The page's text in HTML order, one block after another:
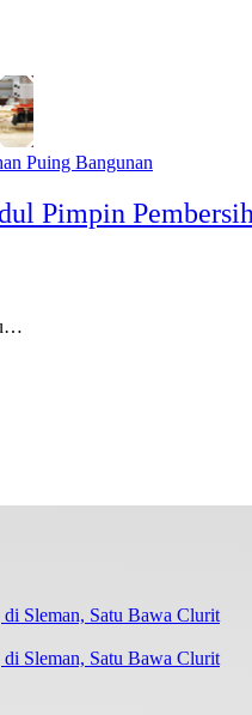
Pimpin
Sleman, Satu Bawa Clurit